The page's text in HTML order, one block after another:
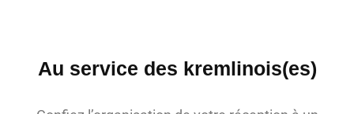
Au service des kremlinois(es)